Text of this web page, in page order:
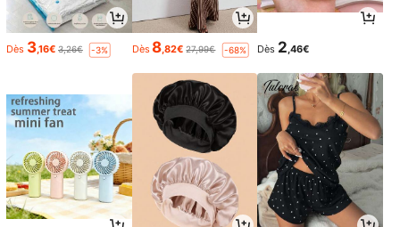
Dès 3,16€ 3,26€ -3% Dès8,82€ 27,99€ -68% Dès 2,46€